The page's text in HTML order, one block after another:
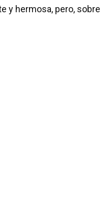
y hermosa, pero, sobre